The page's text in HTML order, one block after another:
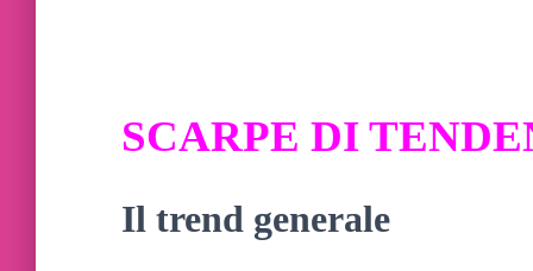
SCARPE DI
Il trend generale